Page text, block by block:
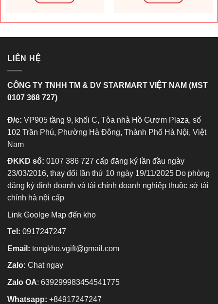
LIÊN HỆ
CÔNG TY TNHH TM & DV STARMART VIỆT NAM (MST
0107 368 727)
Đ/c: VP905 tầng 9, khối C, Tòa nhà Hồ Gươm Plaza, số
102 Trần Phú, Phường Hà Đông, Thành Phố Hà Nội, Việt
Nam
ĐKKD số: 0107 386 727 cấp đăng ký lần đầu ngày
23/03/2016, thay đổi lần thứ 10 ngày 19/11/2025 Do phòng
đăng ký dinh doanh và tài chính doanh nghiệp thuộc sở tài
chính hà nội cấp
Link Goolge Map đến kho
Tel: 0917247247
Email: tongkho.vgift@gmail.com
Zalo: Chat ngay
Zalo OA: 639299983454541775
Whatsapp: +84917247247